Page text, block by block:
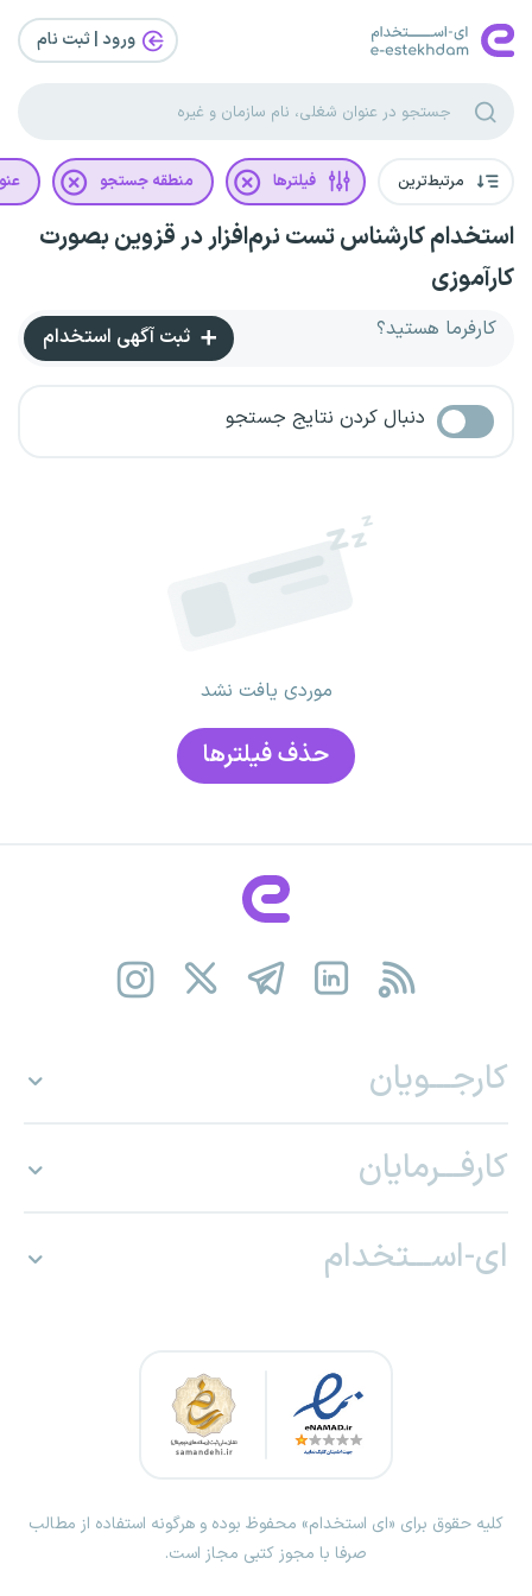
ورود | ثبت‌ نام
مرتبط‌ترین فیلترها منطقه جستجو
استخدام کارشناس تست نرم‌افزار در قزوین بصورت
کارآموزی
کارفرما هستید؟ ثبت آگهی استخدام
دنبال کردن نتایج جستجو
موردی یافت نشد
حذف فیلتر‌ها
کارجـــویان
کارفـــرمایان
ای-اســـتخدام
کلیه حقوق برای «ای استخدام» محفوظ بوده و هرگونه استفاده از مطالب
صرفا با مجوز کتبی مجاز است.